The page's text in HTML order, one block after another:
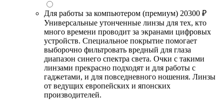
Для работы за компьютером (премиум) 20300 ₽
Универсальные утонченные линзы для тех, кто
много времени проводит за экранами цифровых
устройств. Специальное покрытие помогает
выборочно фильтровать вредный для глаза
диапазон синего спектра света. Очки с такими
линзами прекрасно подходят и для работы с
гаджетами, и для повседневного ношения. Линзы
от ведущих европейских и японских
производителей.